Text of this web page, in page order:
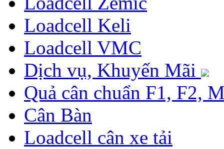
Loadcell Keli
Loadcell VMC
Dịch vụ, Khuyến Mãi
Quả cân chuẩn F1, F2,
Cân Bàn
Loadcell cân xe tải